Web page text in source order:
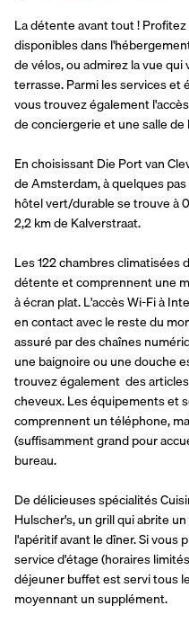
La détente avant tout !
disponibles dans
de vélos, ou admirez la vue
terrasse. Parmi les services
vous trouvez également
de conciergerie et une salle de
En choisissant Die Port van
de Amsterdam, à quelques
hôtel vert/durable se trouve à
2,2 km de Kalverstraat.
Les 122 chambres climatisées
détente et comprennent une
à écran plat. L'accès Wi-Fi à
en contact avec le reste du
assuré par des chaînes
une baignoire ou une douche
trouvez également  des
cheveux. Les équipements et
comprennent un téléphone,
(suffisamment grand pour
bureau.
De délicieuses spécialités
Hulscher's, un grill qui abrite
l'apéritif avant le dîner. Si vous
service d'étage (horaires
déjeuner buffet est servi tous
moyennant un supplément.